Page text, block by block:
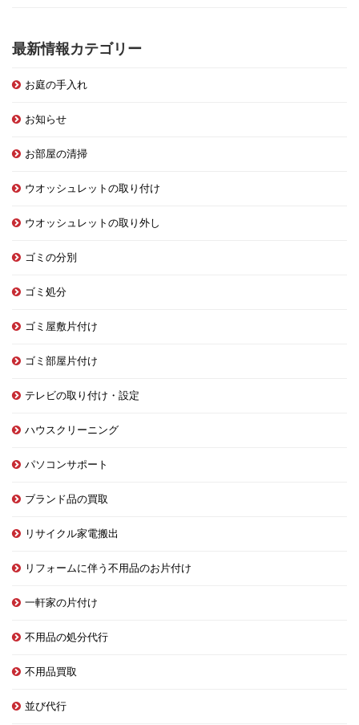
最新情報カテゴリー
お庭の手入れ
お知らせ
お部屋の清掃
ウオッシュレットの取り付け
ウオッシュレットの取り外し
ゴミの分別
ゴミ処分
ゴミ屋敷片付け
ゴミ部屋片付け
テレビの取り付け・設定
ハウスクリーニング
パソコンサポート
ブランド品の買取
リサイクル家電搬出
リフォームに伴う不用品のお片付け
一軒家の片付け
不用品の処分代行
不用品買取
並び代行